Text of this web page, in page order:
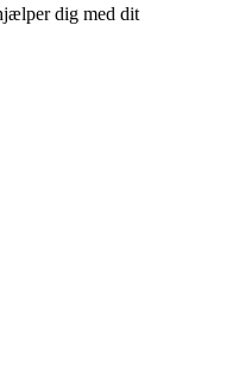
dig med dit